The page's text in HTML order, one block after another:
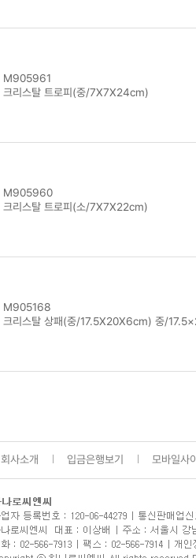
M905961
크리스탈 트로피(중/7X7X24cm)
M905960
크리스탈 트로피(소/7X7X22cm)
M905168
크리스탈 상패(중/17.5X20X6cm) 중/
회사소개 입금은행보기 모바일사